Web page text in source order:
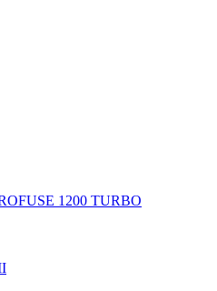
1200 TURBO